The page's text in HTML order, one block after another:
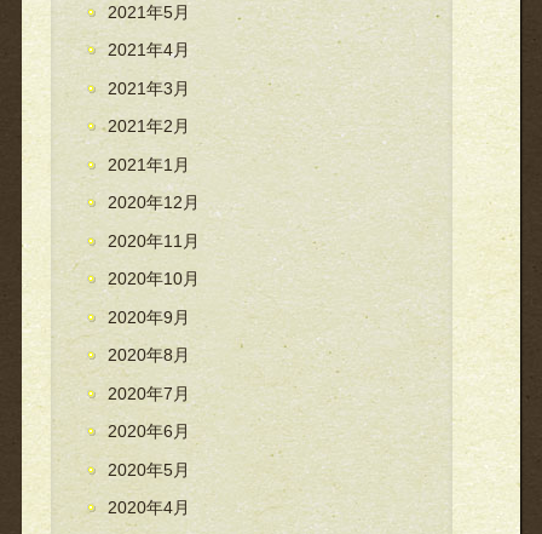
2021年5月
2021年4月
2021年3月
2021年2月
2021年1月
2020年12月
2020年11月
2020年10月
2020年9月
2020年8月
2020年7月
2020年6月
2020年5月
2020年4月